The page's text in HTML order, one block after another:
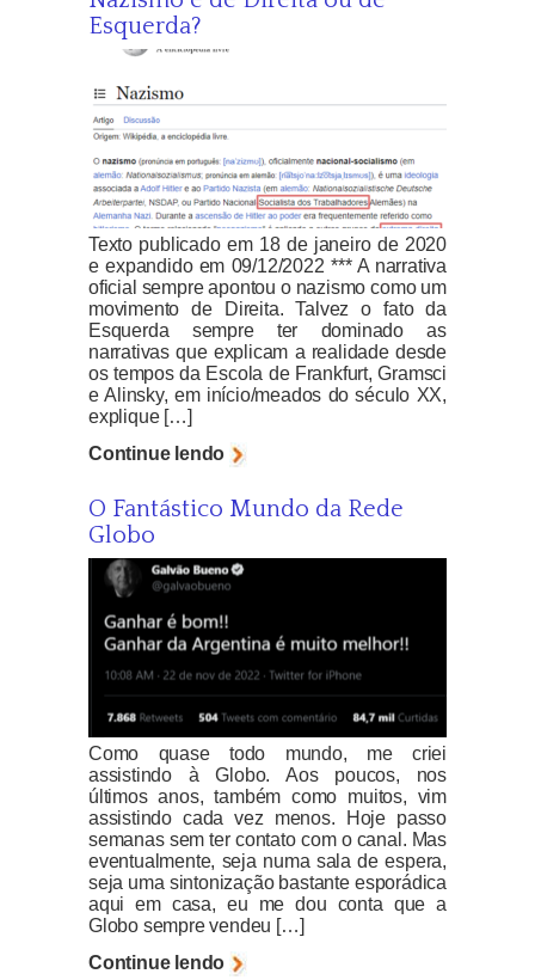
Esquerda?
Texto publicado em 18 de janeiro de 2020
e expandido em 09/12/2022 *** A narrativa
oficial sempre apontou o nazismo como um
movimento de Direita. Talvez o fato da
Esquerda sempre ter dominado as
narrativas que explicam a realidade desde
os tempos da Escola de Frankfurt, Gramsci
e Alinsky, em início/meados do século XX,
explique […]
Continue lendo
O Fantástico Mundo da Rede
Globo
Como quase todo mundo, me criei
assistindo à Globo. Aos poucos, nos
últimos anos, também como muitos, vim
assistindo cada vez menos. Hoje passo
semanas sem ter contato com o canal. Mas
eventualmente, seja numa sala de espera,
seja uma sintonização bastante esporádica
aqui em casa, eu me dou conta que a
Globo sempre vendeu […]
Continue lendo